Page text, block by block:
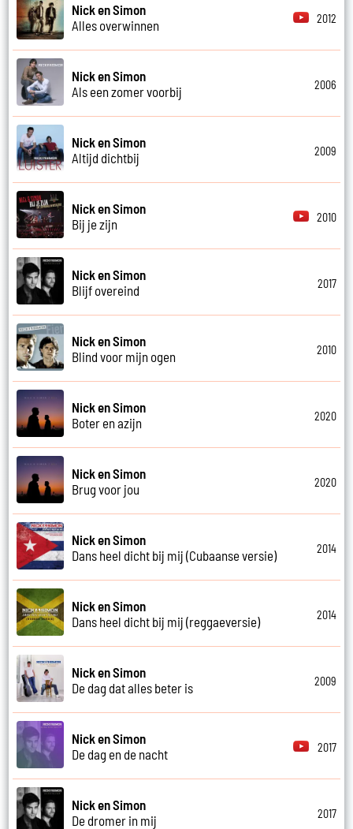
Nick en Simon
Alles overwinnen
2012
Nick en Simon
Als een zomer voorbij
2006
Nick en Simon
Altijd dichtbij
2009
Nick en Simon
Bij je zijn
2010
Nick en Simon
Blijf overeind
2017
Nick en Simon
Blind voor mijn ogen
2010
Nick en Simon
Boter en azijn
2020
Nick en Simon
Brug voor jou
2020
Nick en Simon
Dans heel dicht bij mij (Cubaanse versie)
2014
Nick en Simon
Dans heel dicht bij mij (reggaeversie)
2014
Nick en Simon
De dag dat alles beter is
2009
Nick en Simon
De dag en de nacht
2017
Nick en Simon
De dromer in mij
2017